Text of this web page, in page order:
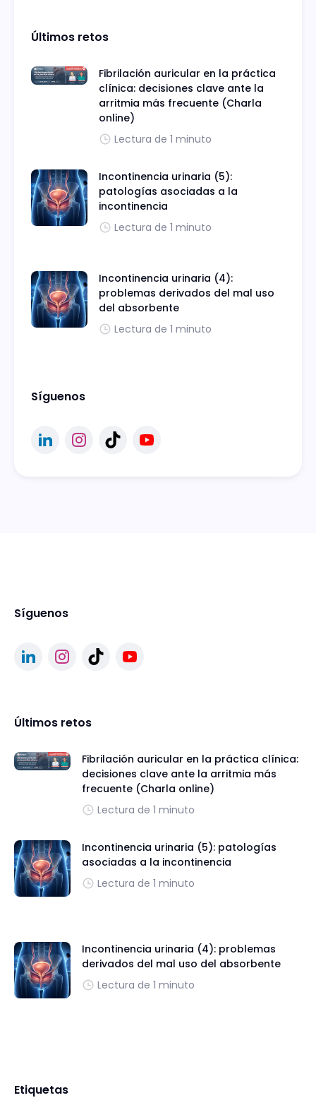
Últimos retos
Fibrilación auricular en la práctica
clínica: decisiones clave ante la
arritmia más frecuente (Charla
online)
Lectura de 1 minuto
Incontinencia urinaria (5):
patologías asociadas a la
incontinencia
Lectura de 1 minuto
Incontinencia urinaria (4):
problemas derivados del mal uso
del absorbente
Lectura de 1 minuto
Síguenos
Síguenos
Últimos retos
Fibrilación auricular en la práctica clínica:
decisiones clave ante la arritmia más
frecuente (Charla online)
Lectura de 1 minuto
Incontinencia urinaria (5): patologías
asociadas a la incontinencia
Lectura de 1 minuto
Incontinencia urinaria (4): problemas
derivados del mal uso del absorbente
Lectura de 1 minuto
Etiquetas